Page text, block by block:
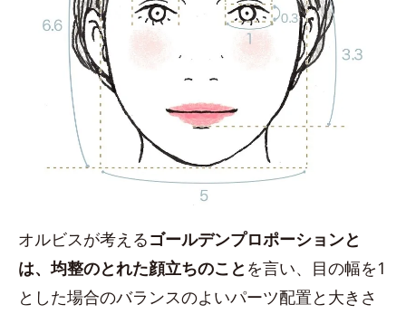
オルビスが考えるゴールデンプロポーションと
は、均整のとれた顔立ちのこと を言い、目の幅を1
とした場合のバランスのよいパーツ配置と大きさ